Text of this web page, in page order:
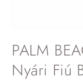
megnyitása
a
párbeszédpanelen
PALM
Nyári Fiú